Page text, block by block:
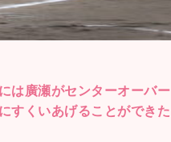
は廣瀬がセンターオーバー
すくいあげることができた